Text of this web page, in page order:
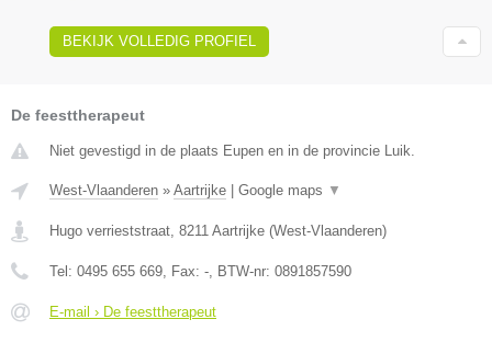
BEKIJK VOLLEDIG PROFIEL
De feesttherapeut
Niet gevestigd in de plaats Eupen en in de provincie Luik.
West-Vlaanderen » Aartrijke | Google maps ▼
Hugo verrieststraat 8211 Aartrijke (West-Vlaanderen)
Tel: 0495 655 669 , Fax: - , BTW-nr: 0891857590
E-mail › De feesttherapeut